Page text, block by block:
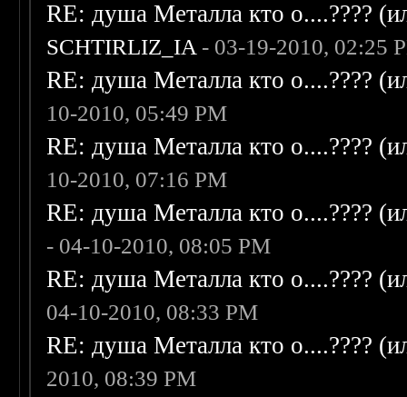
RE: душа Металла кто о....????
SCHTIRLIZ_IA - 03-19-2010, 02:25
RE: душа Металла кто о....????
10-2010, 05:49 PM
RE: душа Металла кто о....????
10-2010, 07:16 PM
RE: душа Металла кто о....????
- 04-10-2010, 08:05 PM
RE: душа Металла кто о....????
04-10-2010, 08:33 PM
RE: душа Металла кто о....????
2010, 08:39 PM